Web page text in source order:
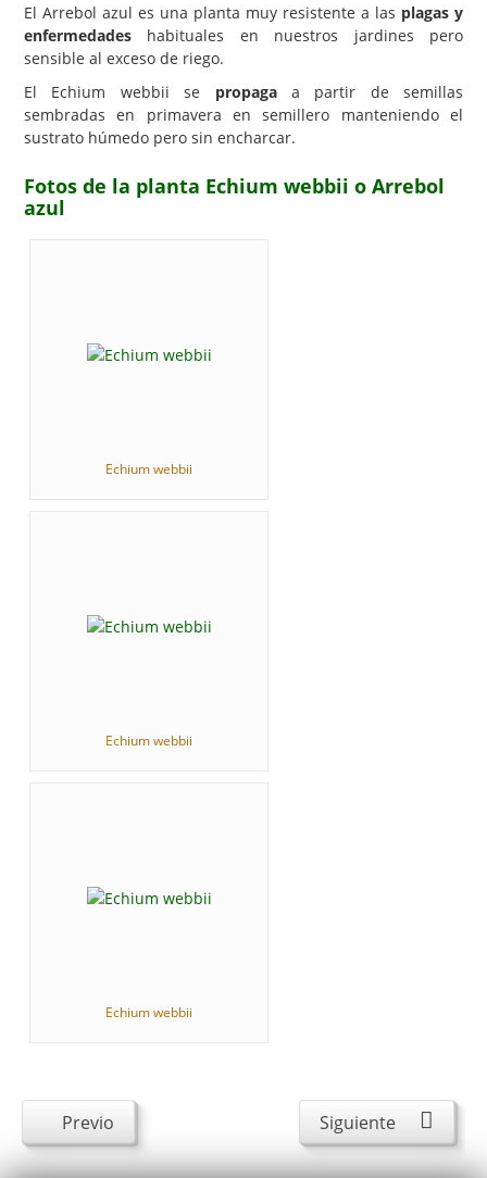
El Arrebol azul es una planta muy resistente a las plagas y
enfermedades habituales en nuestros jardines pero
sensible al exceso de riego.
El Echium webbii se propagaa partir de semillas
sembradas en primavera en semillero manteniendo el
sustrato húmedo pero sin encharcar.
Fotos de la planta Echium webbii o Arrebol
azul
Echium webbii
Echium webbii
Echium webbii
Previo Siguiente